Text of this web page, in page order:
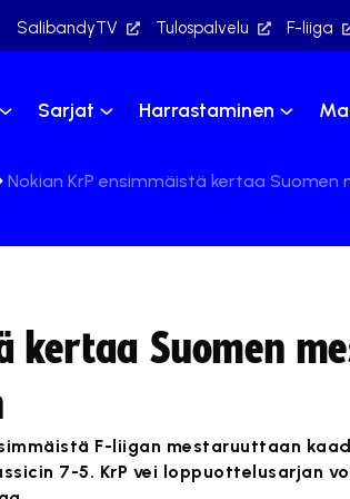
SalibandyTV Tulospalvelu F-liiga
Sarjat Harrastaminen
Nokian KrP ensimmäistä kertaa Suomen
kertaa Suomen
F-liigan mestaruuttaan
7-5. KrP vei loppuottelusarjan